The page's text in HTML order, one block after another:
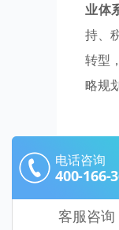
业体
持、
转型
略规
赣州
各
供税
电话咨询
400-166-
客服咨询